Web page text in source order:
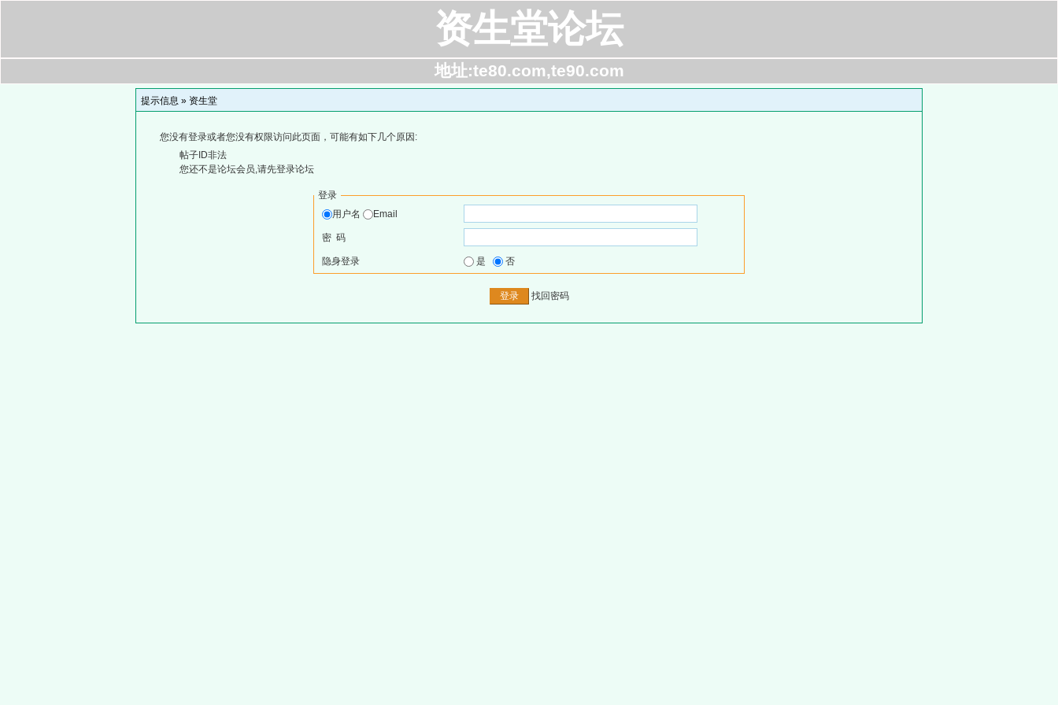
资生堂论坛
地址:te80.com,te90.com
提示信息 » 资生堂
您没有登录或者您没有权限访问此页面，可能有如下几个原因:
帖子ID非法
您还不是论坛会员,请先登录论坛
登录
用户名
Email
密 码
隐身登录 是 否
找回密码